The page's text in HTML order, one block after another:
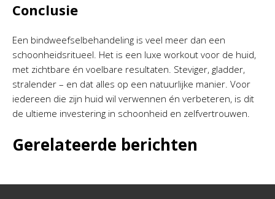
Conclusie
Een bindweefselbehandeling is veel meer dan een
schoonheidsritueel. Het is een luxe workout voor de huid,
met zichtbare én voelbare resultaten. Steviger, gladder,
stralender – en dat alles op een natuurlijke manier. Voor
iedereen die zijn huid wil verwennen én verbeteren, is dit
de ultieme investering in schoonheid en zelfvertrouwen.
Gerelateerde berichten